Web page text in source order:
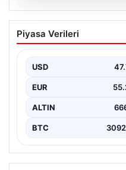
07.08.2026
Mekke Ortak
DMM’den
Piyasa Verileri
USD
EUR
ALTIN
BTC